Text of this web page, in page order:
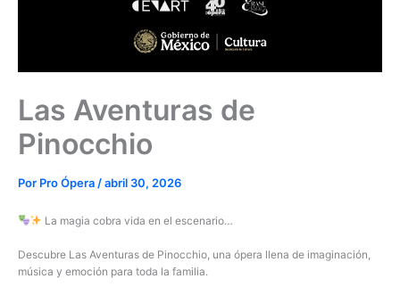
Las Aventuras de
Pinocchio
Por Pro Ópera /abril 30, 2026
La magia cobra vida en el escenario…
Descubre Las Aventuras de Pinocchio, una ópera llena de imaginación,
música y emoción para toda la familia.